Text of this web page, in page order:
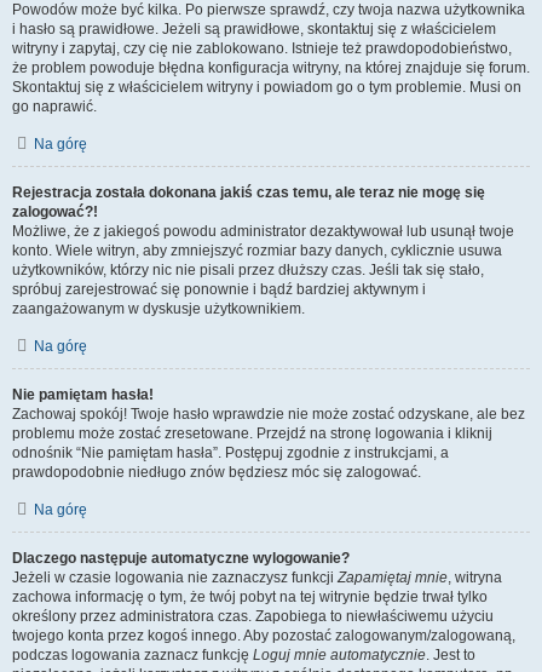
Powodów może być kilka. Po pierwsze sprawdź, czy twoja nazwa użytkownika
i hasło są prawidłowe. Jeżeli są prawidłowe, skontaktuj się z właścicielem
witryny i zapytaj, czy cię nie zablokowano. Istnieje też prawdopodobieństwo,
że problem powoduje błędna konfiguracja witryny, na której znajduje się forum.
Skontaktuj się z właścicielem witryny i powiadom go o tym problemie. Musi on
go naprawić.
Na górę
Rejestracja została dokonana jakiś czas temu, ale teraz nie mogę się
zalogować?!
Możliwe, że z jakiegoś powodu administrator dezaktywował lub usunął twoje
konto. Wiele witryn, aby zmniejszyć rozmiar bazy danych, cyklicznie usuwa
użytkowników, którzy nic nie pisali przez dłuższy czas. Jeśli tak się stało,
spróbuj zarejestrować się ponownie i bądź bardziej aktywnym i
zaangażowanym w dyskusje użytkownikiem.
Na górę
Nie pamiętam hasła!
Zachowaj spokój! Twoje hasło wprawdzie nie może zostać odzyskane, ale bez
problemu może zostać zresetowane. Przejdź na stronę logowania i kliknij
odnośnik “Nie pamiętam hasła”. Postępuj zgodnie z instrukcjami, a
prawdopodobnie niedługo znów będziesz móc się zalogować.
Na górę
Dlaczego następuje automatyczne wylogowanie?
Jeżeli w czasie logowania nie zaznaczysz funkcjiZapamiętaj mnie, witryna
zachowa informację o tym, że twój pobyt na tej witrynie będzie trwał tylko
określony przez administratora czas. Zapobiega to niewłaściwemu użyciu
twojego konta przez kogoś innego. Aby pozostać zalogowanym/zalogowaną,
podczas logowania zaznacz funkcję Loguj mnie automatycznie. Jest to